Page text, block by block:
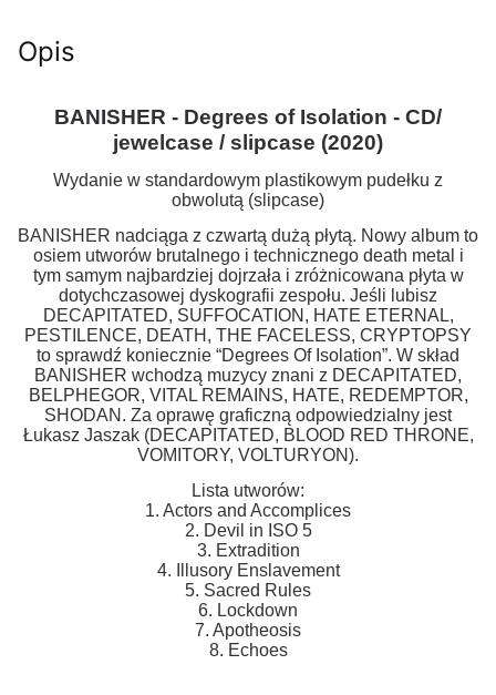
Opis
BANISHER - Degrees of Isolation - CD/
jewelcase / slipcase (2020)
Wydanie w standardowym plastikowym pudełku z
obwolutą (slipcase)
BANISHER nadciąga z czwartą dużą płytą. Nowy album to
osiem utworów brutalnego i technicznego death metal i
tym samym najbardziej dojrzała i zróżnicowana płyta w
dotychczasowej dyskografii zespołu. Jeśli lubisz
DECAPITATED, SUFFOCATION, HATE ETERNAL,
PESTILENCE, DEATH, THE FACELESS, CRYPTOPSY
to sprawdź koniecznie “Degrees Of Isolation”. W skład
BANISHER wchodzą muzycy znani z DECAPITATED,
BELPHEGOR, VITAL REMAINS, HATE, REDEMPTOR,
SHODAN. Za oprawę graficzną odpowiedzialny jest
Łukasz Jaszak (DECAPITATED, BLOOD RED THRONE,
VOMITORY, VOLTURYON).
Lista utworów:
1. Actors and Accomplices
2. Devil in ISO 5
3. Extradition
4. Illusory Enslavement
5. Sacred Rules
6. Lockdown
7. Apotheosis
8. Echoes